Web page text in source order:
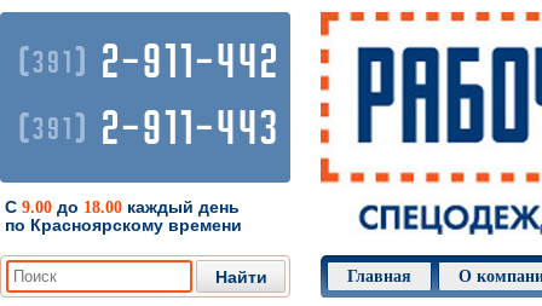
(391) 2-911-442
(391) 2-911-443
С 9.00 до 18.00 каждый день
по Красноярскому времени
Главная О